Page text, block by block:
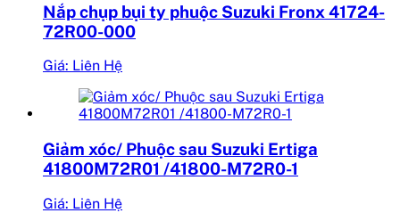
Nắp chụp bụi ty phuộc Suzuki Fronx 41724-
72R00-000
Giá: Liên Hệ
Giảm xóc/ Phuộc sau Suzuki Ertiga
41800M72R01 /41800-M72R0-1
Giá: Liên Hệ